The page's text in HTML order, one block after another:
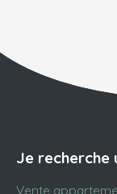
Je recherche
Vente